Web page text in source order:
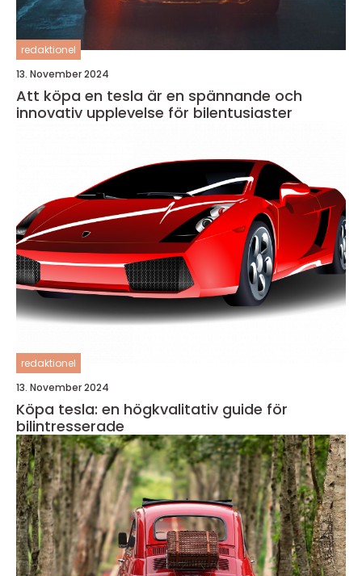
redaktionel
13. November 2024
Att köpa en tesla är en spännande och
innovativ upplevelse för bilentusiaster
redaktionel
13. November 2024
Köpa tesla: en högkvalitativ guide för
bilintresserade